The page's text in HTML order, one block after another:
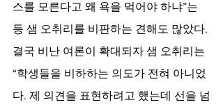
스를 모른다고 왜 욕을 먹어야 하냐”는
등 샘 오취리를 비판하는 견해도 많았다.
결국 비난 여론이 확대되자 샘 오취리는
“학생들을 비하하는 의도가 전혀 아니었
다. 제 의견을 표현하려고 했는데 선을 넘